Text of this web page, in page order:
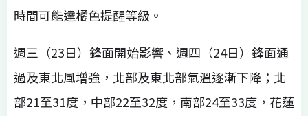
時間可能達橘色提醒等級。
週三（23日）鋒面開始影響、週四（24日）鋒面通
過及東北風增強，北部及東北部氣溫逐漸下降；北
部21至31度，中部22至32度，南部24至33度，花蓮